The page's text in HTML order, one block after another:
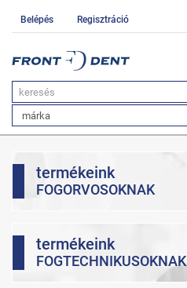
Belépés Regisztráció
termékeink
FOGORVOSOKNAK
termékeink
FOGTECHNIKUSOKNAK